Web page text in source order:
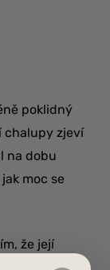
poklidný
chalupy zjeví
na dobu
moc se
že její